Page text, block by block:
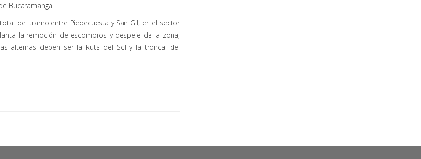
Bucaramanga.
del tramo entre Piedecuesta y San Gil, en el sector
la remoción de escombros y despeje de la zona,
alternas deben ser la Ruta del Sol y la troncal del